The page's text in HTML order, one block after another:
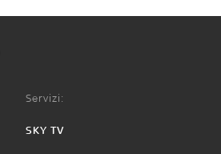
Servizi:
SKY TV